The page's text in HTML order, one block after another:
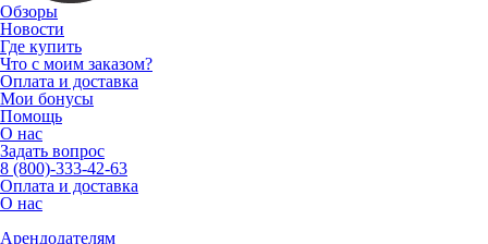
Обзоры
Новости
Где купить
Что с моим заказом?
Оплата и доставка
Мои бонусы
Помощь
О нас
Задать вопрос
8 (800)-333-42-63
Оплата и доставка
О нас
Арендодателям